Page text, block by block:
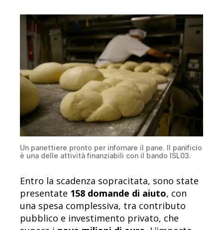
Un panettiere pronto per infornare il pane. Il panificio
è una delle attività finanziabili con il bando ISL03.
Entro la scadenza sopracitata, sono state
presentate 158 domande di aiuto, con
una spesa complessiva, tra contributo
pubblico e investimento privato, che